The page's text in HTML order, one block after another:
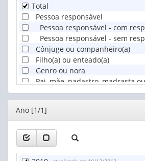
Total
Pessoa responsável
Pessoa responsável - com
Pessoa responsável - sem
Cônjuge ou companheiro(a)
Filho(a) ou enteado(a)
Genro ou nora
Pai, mãe, padastro, madrasta
Neto(a) ou bisneto(a)
Irmão ou irmã
Avô ou avó
Outro parente
Agregado(a)
Convivente ou pensionista
Empregado(a) doméstico(a)
Editor
Ano [1/1]